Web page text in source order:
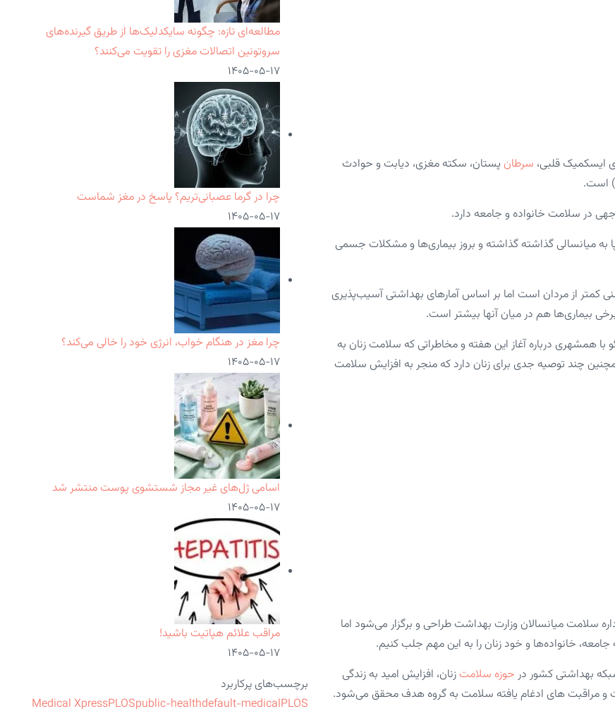
سرطان پستان، سکته مغزی، دیابت و حوادث
است.
در سلامت خانواده و جامعه دارد.
دهه‌های ۵۰ و۶۰ هستند که اکنون پا به میانسالی گذاشته‌ گذاشته‌ و بروز بیماری‌ها و مشکلات جسمی
کمتر از مردان است اما بر اساس آمارهای بهداشتی آسیب‌پذیری
بیماری‌ها هم در میان آنها بیشتر است.
با همشهری درباره آغاز این هفته و مخاطراتی که سلامت زنان به
چند توصیه جدی برای زنان دارد که منجر به افزایش سلامت
سلامت میانسالان وزارت بهداشت طراحی و برگزار می‌شود اما
جامعه، خانواده‌ها و خود زنان را به این مهم جلب کنیم.
بهداشتی کشور در حوزه سلامت زنان، افزایش امید به زندگی
و مراقبت های ادغام یافته سلامت به گروه هدف محقق می‌شود.
مطالعه‌ای تازه: چگونه سایکدلیک‌ها از طریق گیرنده‌های
سروتونین اتصالات مغزی را تقویت می‌کنند؟
۱۴۰۵-۰۵-۱۷
چرا در گرما عصبانی‌تریم؟ پاسخ در مغز شماست
۱۴۰۵-۰۵-۱۷
چرا مغز در هنگام خواب، انرژی خود را خالی می‌کند؟
۱۴۰۵-۰۵-۱۷
اسامی ژل‌های غیر مجاز شستشوی پوست منتشر شد
۱۴۰۵-۰۵-۱۷
مراقب علائم هپاتیت باشید!
۱۴۰۵-۰۵-۱۷
برچسب‌های پرکاربرد
Medical XpressPLOSpublic-healthdefault-medicalPLOS